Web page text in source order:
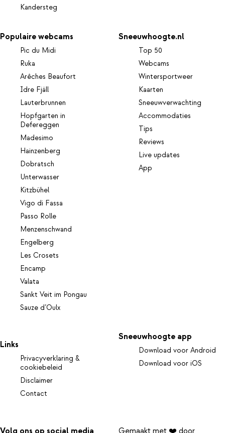
Kandersteg
Populaire webcams
Pic du Midi
Ruka
Arêches Beaufort
Idre Fjäll
Lauterbrunnen
Hopfgarten in
Defereggen
Madesimo
Hainzenberg
Dobratsch
Unterwasser
Kitzbühel
Vigo di Fassa
Passo Rolle
Menzenschwand
Engelberg
Les Crosets
Encamp
Valata
Sankt Veit im Pongau
Sauze d’Oulx
Sneeuwhoogte.nl
Top 50
Webcams
Wintersportweer
Kaarten
Sneeuwverwachting
Accommodaties
Tips
Reviews
Live updates
App
Links
Privacyverklaring &
cookiebeleid
Disclaimer
Contact
Sneeuwhoogte app
Download voor Android
Download voor iOS